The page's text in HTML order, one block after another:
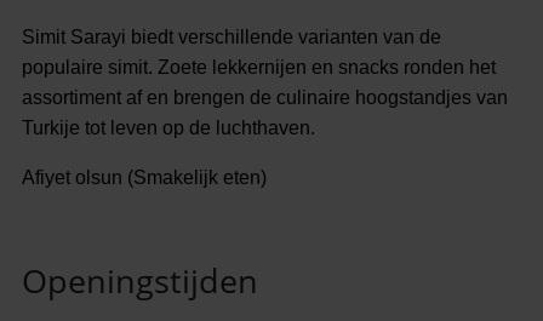
Simit Sarayi biedt verschillende varianten van de
populaire simit. Zoete lekkernijen en snacks ronden het
assortiment af en brengen de culinaire hoogstandjes van
Turkije tot leven op de luchthaven.
Afiyet olsun (Smakelijk eten)
Openingstijden